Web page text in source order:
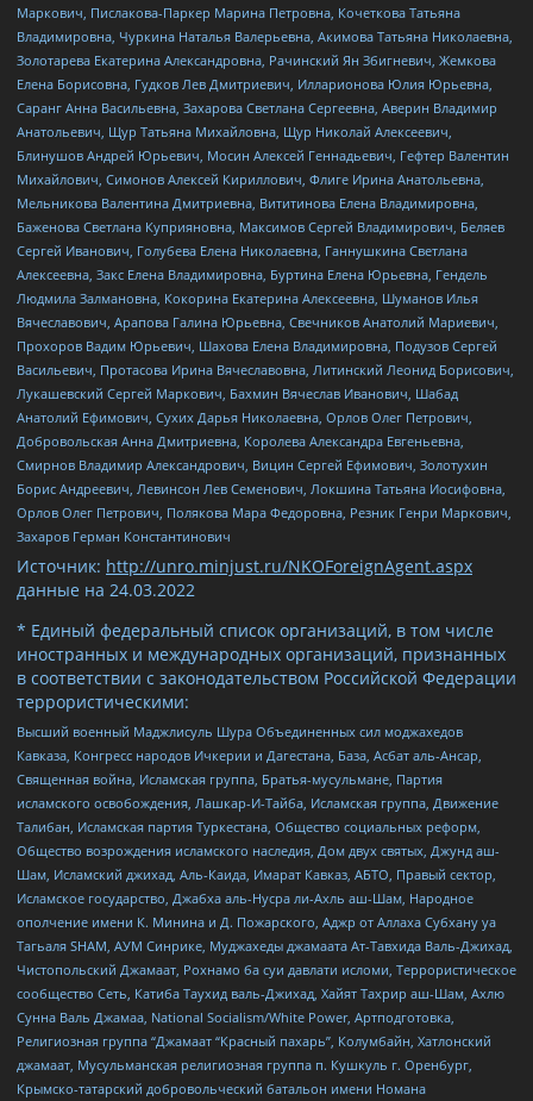
Маркович, Пислакова-Паркер Марина Петровна, Кочеткова Татьяна
Владимировна, Чуркина Наталья Валерьевна, Акимова Татьяна Николаевна,
Золотарева Екатерина Александровна, Рачинский Ян Збигневич, Жемкова
Елена Борисовна, Гудков Лев Дмитриевич, Илларионова Юлия Юрьевна,
Саранг Анна Васильевна, Захарова Светлана Сергеевна, Аверин Владимир
Анатольевич, Щур Татьяна Михайловна, Щур Николай Алексеевич,
Блинушов Андрей Юрьевич, Мосин Алексей Геннадьевич, Гефтер Валентин
Михайлович, Симонов Алексей Кириллович, Флиге Ирина Анатольевна,
Мельникова Валентина Дмитриевна, Вититинова Елена Владимировна,
Баженова Светлана Куприяновна, Максимов Сергей Владимирович, Беляев
Сергей Иванович, Голубева Елена Николаевна, Ганнушкина Светлана
Алексеевна, Закс Елена Владимировна, Буртина Елена Юрьевна, Гендель
Людмила Залмановна, Кокорина Екатерина Алексеевна, Шуманов Илья
Вячеславович, Арапова Галина Юрьевна, Свечников Анатолий Мариевич,
Прохоров Вадим Юрьевич, Шахова Елена Владимировна, Подузов Сергей
Васильевич, Протасова Ирина Вячеславовна, Литинский Леонид Борисович,
Лукашевский Сергей Маркович, Бахмин Вячеслав Иванович, Шабад
Анатолий Ефимович, Сухих Дарья Николаевна, Орлов Олег Петрович,
Добровольская Анна Дмитриевна, Королева Александра Евгеньевна,
Смирнов Владимир Александрович, Вицин Сергей Ефимович, Золотухин
Борис Андреевич, Левинсон Лев Семенович, Локшина Татьяна Иосифовна,
Орлов Олег Петрович, Полякова Мара Федоровна, Резник Генри Маркович,
Захаров Герман Константинович
Источник: http://unro.minjust.ru/NKOForeignAgent.aspx
данные на 24.03.2022
* Единый федеральный список организаций, в том числе
иностранных и международных организаций, признанных
в соответствии с законодательством Российской Федерации
террористическими:
Высший военный Маджлисуль Шура Объединенных сил моджахедов
Кавказа, Конгресс народов Ичкерии и Дагестана, База, Асбат аль-Ансар,
Священная война, Исламская группа, Братья-мусульмане, Партия
исламского освобождения, Лашкар-И-Тайба, Исламская группа, Движение
Талибан, Исламская партия Туркестана, Общество социальных реформ,
Общество возрождения исламского наследия, Дом двух святых, Джунд аш-
Шам, Исламский джихад, Аль-Каида, Имарат Кавказ, АБТО, Правый сектор,
Исламское государство, Джабха аль-Нусра ли-Ахль аш-Шам, Народное
ополчение имени К. Минина и Д. Пожарского, Аджр от Аллаха Субхану уа
Тагьаля SHAM, АУМ Синрике, Муджахеды джамаата Ат-Тавхида Валь-Джихад,
Чистопольский Джамаат, Рохнамо ба суи давлати исломи, Террористическое
сообщество Сеть, Катиба Таухид валь-Джихад, Хайят Тахрир аш-Шам, Ахлю
Сунна Валь Джамаа, National Socialism/White Power, Артподготовка,
Религиозная группа “Джамаат “Красный пахарь”, Колумбайн, Хатлонский
джамаат, Мусульманская религиозная группа п. Кушкуль г. Оренбург,
Крымско-татарский добровольческий батальон имени Номана